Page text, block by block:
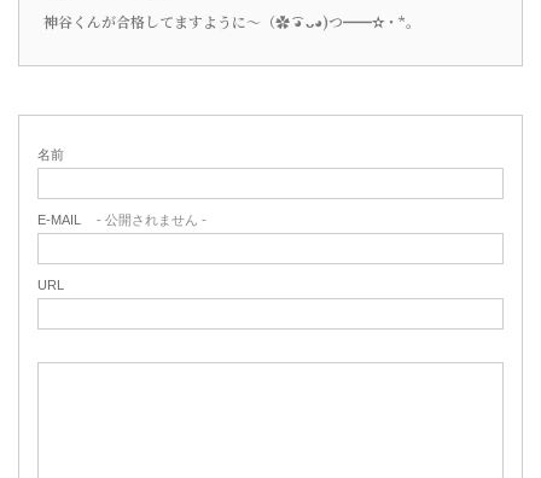
神谷くんが合格してますように〜（✿ ͡◕ ᴗ◕)つ━━✫・*。
名前
E-MAIL - 公開されません -
URL